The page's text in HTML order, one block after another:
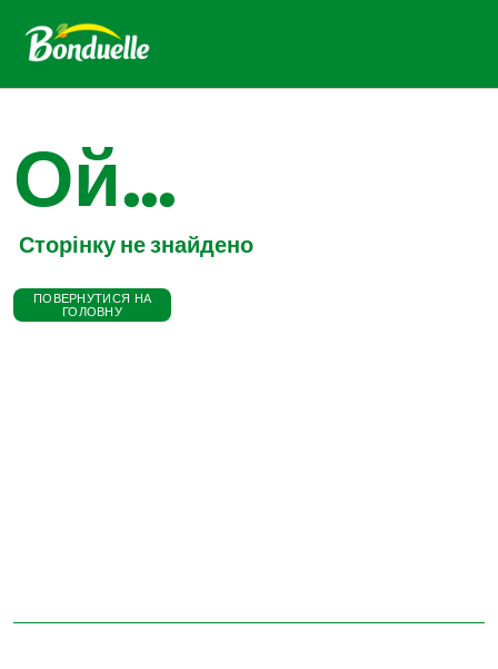
Ой...
Сторінку не знайдено
ПОВЕРНУТИСЯ НА
ГОЛОВНУ